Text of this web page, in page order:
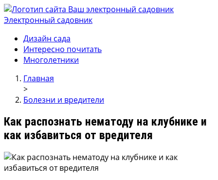
Электронный садовник
Ваш электронный садовник
Онлайн журнал для садовод и огродников.
Дизайн сада
Интересно почитать
Многолетники
Главная
>
Болезни и вредители
Как распознать нематоду на клубнике и
как избавиться от вредителя